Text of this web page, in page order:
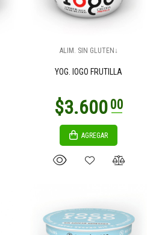
ALIM. SIN GLUTEN↓
YOG. IOGO FRUTILLA
AGREGAR